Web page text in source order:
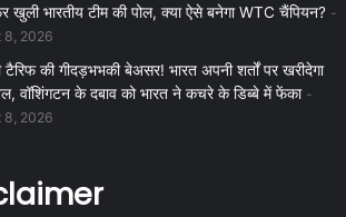
खुली भारतीय टीम की पोल, क्या ऐसे बनेगा WTC चैंपियन?
8, 2026
टैरिफ की गीदड़भभकी बेअसर! भारत अपनी शर्तों पर खरीदेगा
वॉशिंगटन के दबाव को भारत ने कचरे के डिब्बे में फेंका
8, 2026